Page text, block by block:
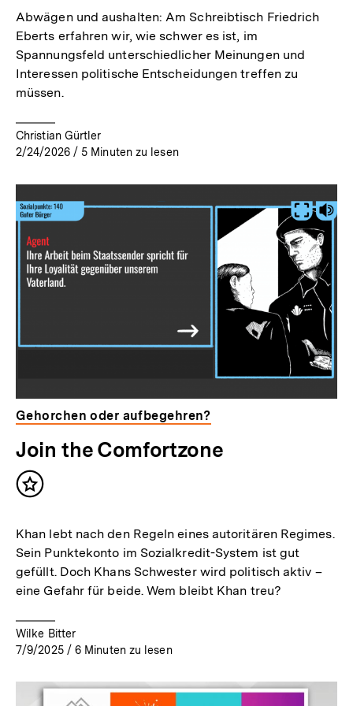
Abwägen und aushalten: Am Schreibtisch Friedrich
Eberts erfahren wir, wie schwer es ist, im
Spannungsfeld unterschiedlicher Meinungen und
Interessen politische Entscheidungen treffen zu
müssen.
Christian Gürtler
2/24/2026 / 5 Minuten zu lesen
Gehorchen oder aufbegehren?
Join the Comfortzone
Inhalt
Khan lebt nach den Regeln eines autoritären Regimes.
Sein Punktekonto im Sozialkredit-System ist gut
gefüllt. Doch Khans Schwester wird politisch aktiv –
eine Gefahr für beide. Wem bleibt Khan treu?
Wilke Bitter
7/9/2025 / 6 Minuten zu lesen